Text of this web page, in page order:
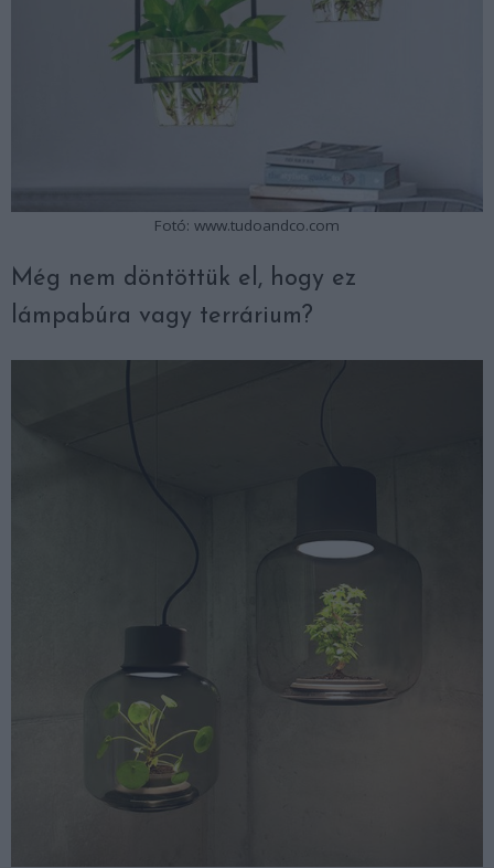
Fotó: www.tudoandco.com
Még nem döntöttük el, hogy ez
lámpabúra vagy terrárium?